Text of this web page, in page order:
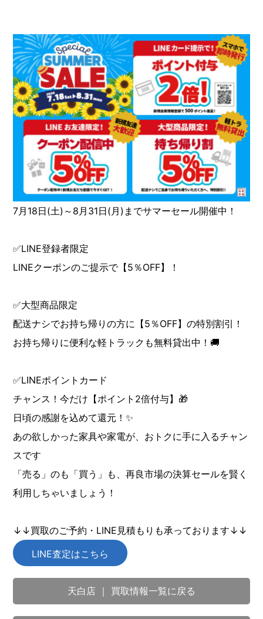
7月18日(土)～8月31日(月)までサマーセール開催中！
✅LINE登録者限定
LINEクーポンのご提示で【5％OFF】！
✅大型商品限定
配送ナシでお持ち帰りの方に【5％OFF】の特別割引！
お持ち帰りに便利な軽トラックも無料貸出中！🚚
✅LINEポイントカード
チャンス！今だけ【ポイント2倍付与】🎁
日頃の感謝を込めて還元！✨
あの欲しかった家具や家電が、おトクに手に入るチャン
スです
「売る」のも「買う」も、再良市場の決算セールを賢く
利用しちゃいましょう！
↓↓買取のご予約・LINE見積もりも承っております↓↓
LINE査定はこちら
天白店 ｜ 買取情報一覧に戻る